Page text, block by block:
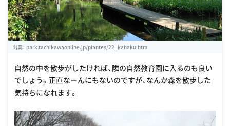
出典： park.tachikawaonline.jp/plantes/22_kahaku.htm
自然の中を散歩がしたければ、隣の自然教育園に入るのも良い
でしょう。正直なーんにもないのですが、なんか森を散歩した
気持ちになれます。